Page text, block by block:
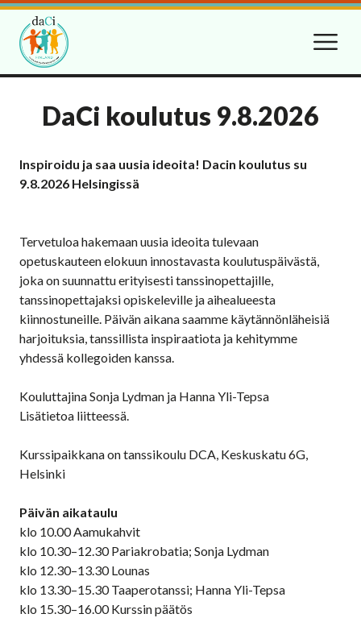
DaCi koulutus 9.8.2026
Inspiroidu ja saa uusia ideoita! Dacin koulutus su
9.8.2026 Helsingissä
Tervetuloa hakemaan uusia ideoita tulevaan
opetuskauteen elokuun innostavasta koulutuspäivästä,
joka on suunnattu erityisesti tanssinopettajille,
tanssinopettajaksi opiskeleville ja aihealueesta
kiinnostuneille. Päivän aikana saamme käytännönläheisiä
harjoituksia, tanssillista inspiraatiota ja kehitymme
yhdessä kollegoiden kanssa.
Kouluttajina Sonja Lydman ja Hanna Yli-Tepsa
Lisätietoa liitteessä.
Kurssipaikkana on tanssikoulu DCA, Keskuskatu 6G,
Helsinki
Päivän aikataulu
klo 10.00 Aamukahvit
klo 10.30–12.30 Pariakrobatia; Sonja Lydman
klo 12.30–13.30 Lounas
klo 13.30–15.30 Taaperotanssi; Hanna Yli-Tepsa
klo 15.30–16.00 Kurssin päätös